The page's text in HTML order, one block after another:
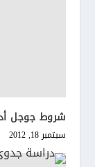
شروط جوجل
سبتمبر 18, 2012